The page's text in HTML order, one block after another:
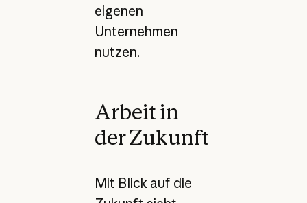
eigenen
Unternehmen
nutzen.
Arbeit in
der Zukunft
Mit Blick auf die